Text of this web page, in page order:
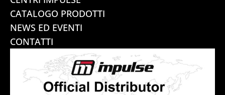
CATALOGO PRODOTTI
NEWS ED EVENTI
CONTATTI